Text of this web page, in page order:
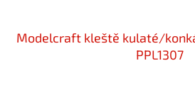
Modelcraft kleště kulaté/
PPL1307